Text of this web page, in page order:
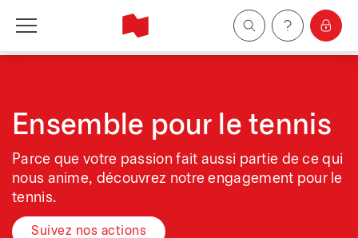
Entreprises
Gestion de patrimoine
À propos de nous
Ensemble pour le tennis
Parce que votre passion fait aussi partie de ce qui
nous anime, découvrez notre engagement pour le
tennis.
Suivez nos actions